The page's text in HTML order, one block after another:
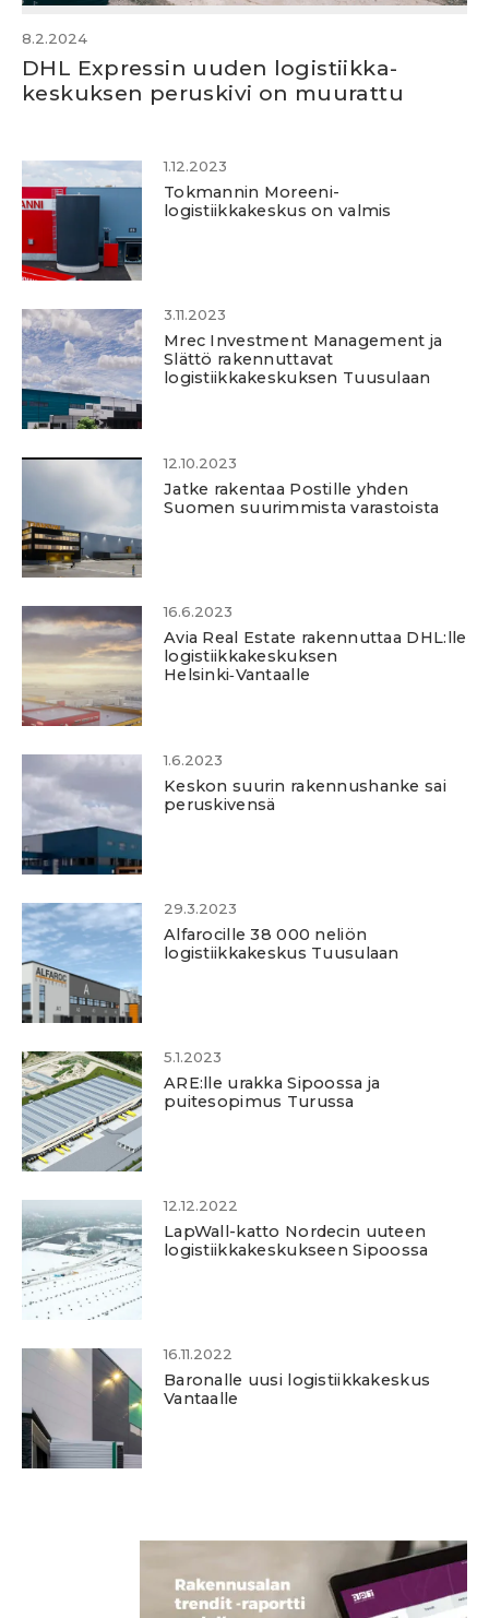
8.2.2024
DHL Expressin uuden logistiikka­
keskuksen perus­kivi­ on muurattu
1.12.2023
Tokmannin Moreeni-
logistiikkakeskus on valmis
3.11.2023
Mrec Investment Management ja
Slättö rakennuttavat
logistiikkakeskuksen Tuusulaan
12.10.2023
Jatke rakentaa Postille yhden
Suomen suurimmista varastoista
16.6.2023
Avia Real Estate rakennuttaa DHL:lle
logistiikkakeskuksen
Helsinki‑Vantaalle
1.6.2023
Keskon suurin rakennushanke sai
peruskivensä
29.3.2023
Alfarocille 38 000 neliön
logistiikkakeskus Tuusulaan
5.1.2023
ARE:lle urakka Sipoossa ja
puitesopimus Turussa
12.12.2022
LapWall-katto Nordecin uuteen
logistiikkakeskukseen Sipoossa
16.11.2022
Baronalle uusi logistiikkakeskus
Vantaalle